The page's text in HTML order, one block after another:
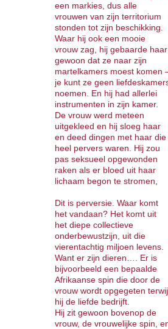
een markies, dus alle
vrouwen van zijn territorium
stonden tot zijn beschikking.
Waar hij ook een mooie
vrouw zag, hij gebaarde haar
gewoon dat ze naar zijn
martelkamers moest komen
je kunt ze geen
noemen. En hij had allerlei
instrumenten in zijn kamer.
De vrouw werd meteen
uitgekleed en hij sloeg haar
en deed dingen met haar die
heel pervers waren. Hij zou
pas seksueel opgewonden
raken als er bloed uit haar
lichaam begon te stromen,
Dit is perversie. Waar komt
het vandaan? Het komt uit
het diepe collectieve
onderbewustzijn, uit die
vierentachtig miljoen levens.
Want er zijn dieren…. Er is
bijvoorbeeld een bepaalde
Afrikaanse spin die door de
vrouw wordt opgegeten
hij de liefde bedrijft.
Hij zit gewoon bovenop de
vrouw, de vrouwelijke spin,